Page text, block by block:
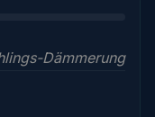
Dämmerung